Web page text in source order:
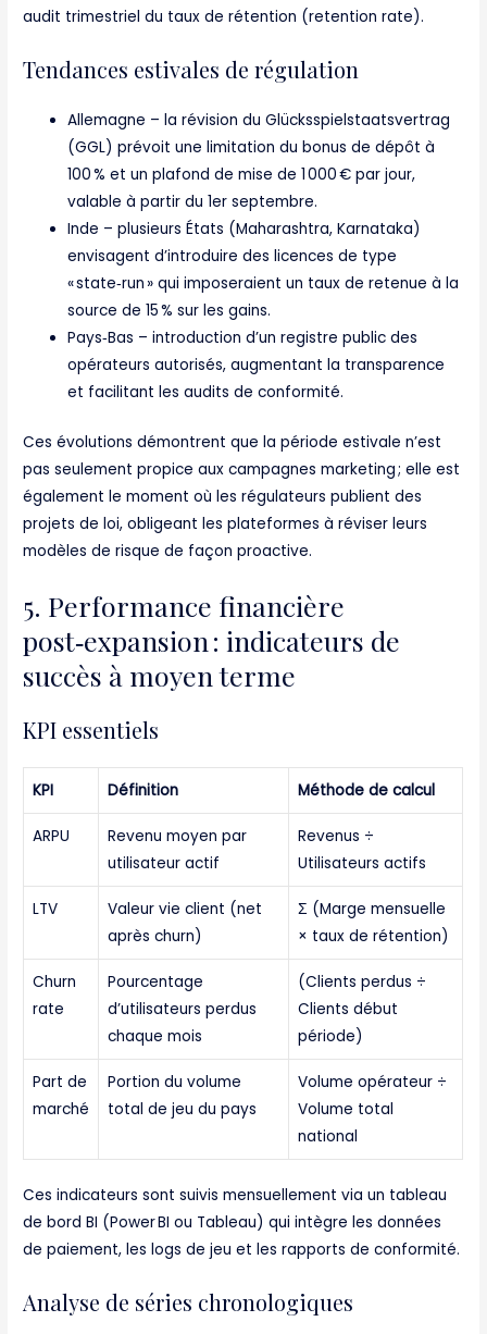
audit trimestriel du taux de rétention (retention rate).
Tendances estivales de régulation
Allemagne – la révision du Glücksspielstaatsvertrag
(GGL) prévoit une limitation du bonus de dépôt à
100 % et un plafond de mise de 1 000 € par jour,
valable à partir du 1er septembre.
Inde – plusieurs États (Maharashtra, Karnataka)
envisagent d’introduire des licences de type
« state‑run » qui imposeraient un taux de retenue à la
source de 15 % sur les gains.
Pays‑Bas – introduction d’un registre public des
opérateurs autorisés, augmentant la transparence
et facilitant les audits de conformité.
Ces évolutions démontrent que la période estivale n’est
pas seulement propice aux campagnes marketing ; elle est
également le moment où les régulateurs publient des
projets de loi, obligeant les plateformes à réviser leurs
modèles de risque de façon proactive.
5. Performance financière
post‑expansion : indicateurs de
succès à moyen terme
KPI essentiels
KPI Définition Méthode de calcul
ARPU
Revenu moyen par
utilisateur actif
Revenus ÷
Utilisateurs actifs
LTV
Valeur vie client (net
après churn)
Σ (Marge mensuelle
× taux de rétention)
Churn
rate
Pourcentage
d’utilisateurs perdus
chaque mois
(Clients perdus ÷
Clients début
période)
Part de
marché
Portion du volume
total de jeu du pays
Volume opérateur ÷
Volume total
national
Ces indicateurs sont suivis mensuellement via un tableau
de bord BI (Power BI ou Tableau) qui intègre les données
de paiement, les logs de jeu et les rapports de conformité.
Analyse de séries chronologiques